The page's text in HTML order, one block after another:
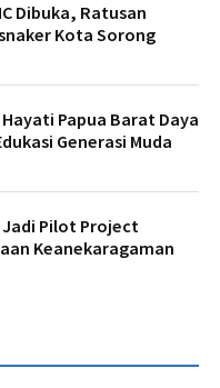
Dibuka, Ratusan
Kota Sorong
Papua Barat Daya
Generasi Muda
Jadi Pilot Project
Keanekaragaman